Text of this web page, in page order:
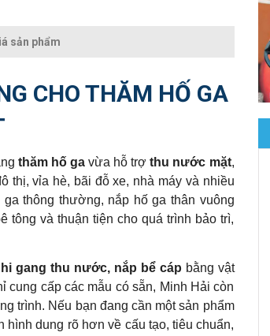
sản phẩm
CHO THĂM HỐ GA
thăm hố ga vừa hỗ trợthu nước mặt,
thị, vỉa hè, bãi đỗ xe, nhà máy và nhiều
thông thường, nắp hố ga thân vuông
và thuận tiện cho quá trình bảo trì,
gang thu nước, nắp bể cáp bằng vật
cung cấp các mẫu có sẵn, Minh Hải còn
trình. Nếu bạn đang cần một sản phẩm
dung rõ hơn về cấu tạo, tiêu chuẩn,